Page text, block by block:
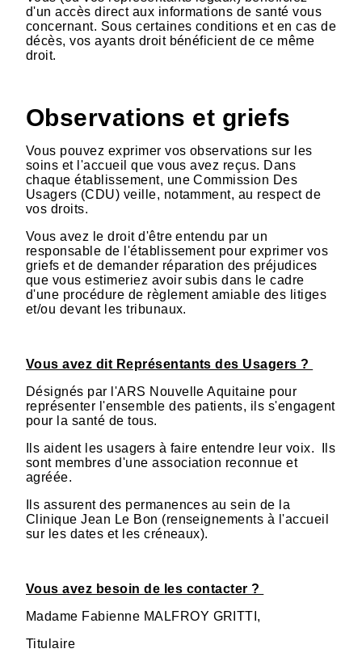
d'un accès direct aux informations de santé vous
concernant. Sous certaines conditions et en cas de
décès, vos ayants droit bénéficient de ce même
droit.
Observations et griefs
Vous pouvez exprimer vos observations sur les
soins et l'accueil que vous avez reçus. Dans
chaque établissement, une Commission Des
Usagers (CDU) veille, notamment, au respect de
vos droits.
Vous avez le droit d'être entendu par un
responsable de l'établissement pour exprimer vos
griefs et de demander réparation des préjudices
que vous estimeriez avoir subis dans le cadre
d'une procédure de règlement amiable des litiges
et/ou devant les tribunaux.
Vous avez dit Représentants des Usagers ?
Désignés par l'ARS Nouvelle Aquitaine pour
représenter l'ensemble des patients, ils s'engagent
pour la santé de tous.
Ils aident les usagers à faire entendre leur voix. Ils
sont membres d'une association reconnue et
agréée.
Ils assurent des permanences au sein de la
Clinique Jean Le Bon (renseignements à l'accueil
sur les dates et les créneaux).
Vous avez besoin de les contacter ?
Madame Fabienne MALFROY GRITTI,
Titulaire